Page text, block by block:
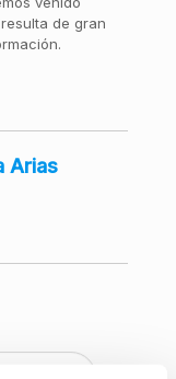
de gran
Arias